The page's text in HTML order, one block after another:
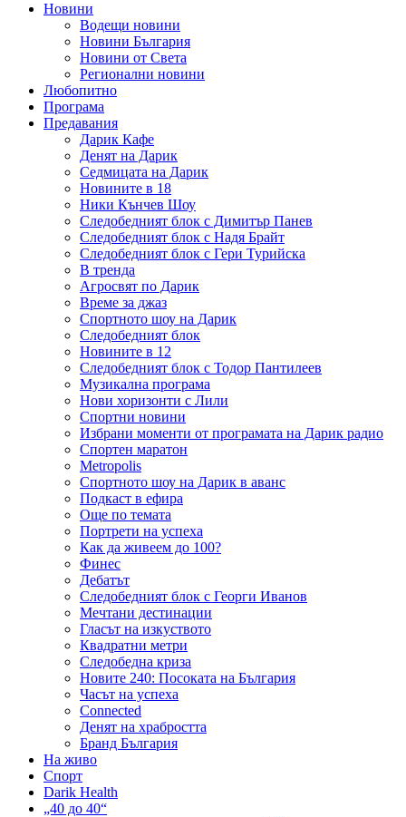
Новини
Водещи новини
Новини България
Новини от Света
Регионални новини
Любопитно
Програма
Предавания
Дарик Кафе
Денят на Дарик
Седмицата на Дарик
Новините в 18
Ники Кънчев Шоу
Следобедният блок с Димитър Панев
Следобедният блок с Надя Брайт
Следобедният блок с Гери Турийска
В тренда
Агросвят по Дарик
Време за джаз
Спортното шоу на Дарик
Следобедният блок
Новините в 12
Следобедният блок с Тодор Пантилеев
Музикална програма
Нови хоризонти с Лили
Спортни новини
Избрани моменти от програмата на Дарик радио
Спортен маратон
Metropolis
Спортното шоу на Дарик в аванс
Подкаст в ефира
Още по темата
Портрети на успеха
Как да живеем до 100?
Финес
Дебатът
Следобедният блок с Георги Иванов
Мечтани дестинации
Гласът на изкуството
Квадратни метри
Следобедна криза
Новите 240: Посоката на България
Часът на успеха
Connected
Денят на храбростта
Бранд България
На живо
Спорт
Darik Health
„40 до 40“